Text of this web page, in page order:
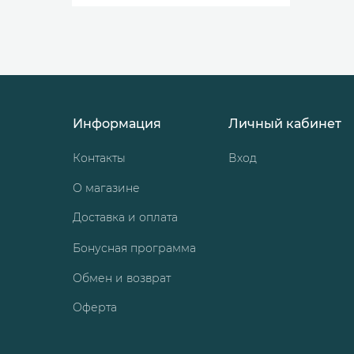
Информация
Контакты
О магазине
Доставка и оплата
Бонусная программа
Обмен и возврат
Оферта
Личный кабинет
Вход